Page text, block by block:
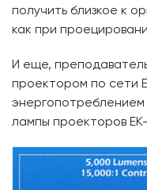
получить близкое к
как при
И еще,
проектором по сети
лампы проекторов